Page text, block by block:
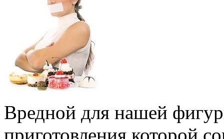
Вредной для нашей
приготовления которой